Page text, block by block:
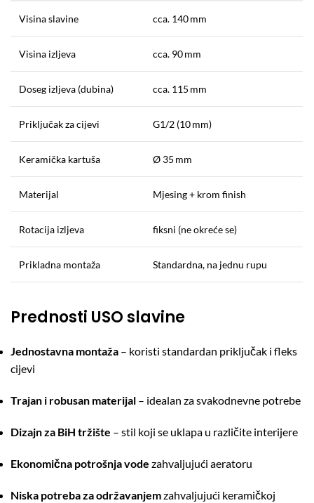
Visina slavine cca. 140 mm
Visina izljeva cca. 90 mm
Doseg izljeva (dubina) cca. 115 mm
Priključak za cijevi G1/2 (10 mm)
Keramička kartuša Ø 35 mm
Materijal Mjesing + krom finish
Rotacija izljeva fiksni (ne okreće se)
Prikladna montaža Standardna, na jednu rupu
Prednosti USO slavine
Jednostavna montaža – koristi standardan priključak i fleks
cijevi
Trajan i robusan materijal – idealan za svakodnevne potrebe
Dizajn za BiH tržište – stil koji se uklapa u različite interijere
Ekonomična potrošnja vode zahvaljujući aeratoru
Niska potreba za održavanjemzahvaljujući keramičkoj